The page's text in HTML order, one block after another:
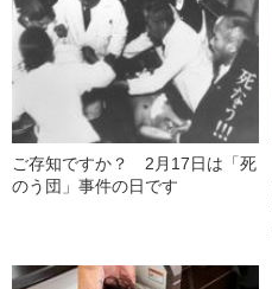
ご存知ですか？ 2月17日は「死
のう団」事件の日です